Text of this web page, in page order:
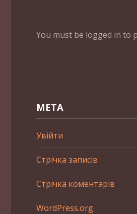
You must be logged in to
МЕТА
Увійти
Стрічка записів
Стрічка коментарів
WordPress.org